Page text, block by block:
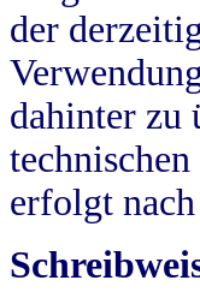
der
dahinter zu
erfolgt